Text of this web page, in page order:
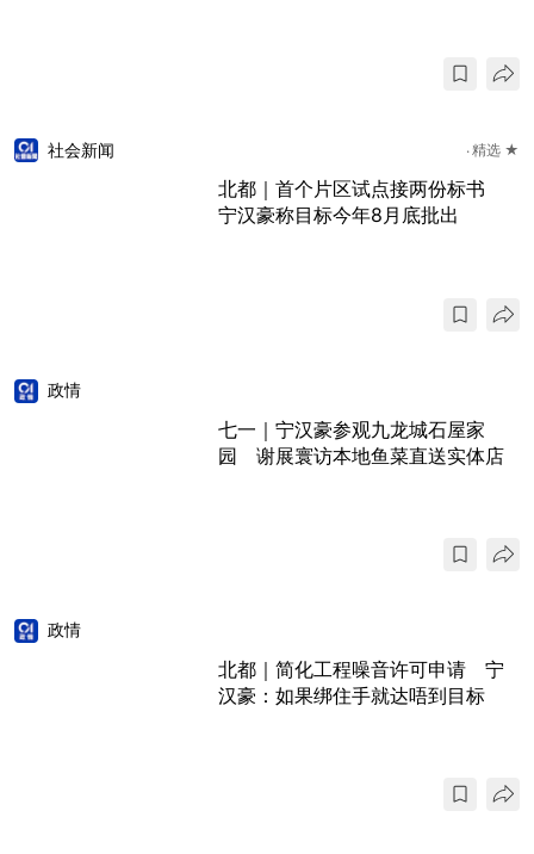
社会新闻 精选 ★
北都｜首个片区试点接两份标书
宁汉豪称目标今年8月底批出
政情
七一｜宁汉豪参观九龙城石屋家
园 谢展寰访本地鱼菜直送实体店
政情
北都｜简化工程噪音许可申请 宁
汉豪：如果绑住手就达唔到目标